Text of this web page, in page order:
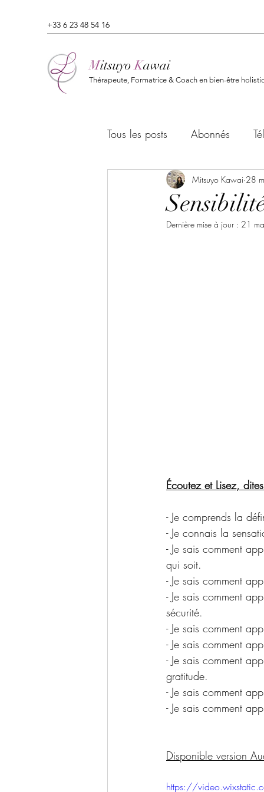
+33 6 23 48 54 16
MitsuyoKawai
Thérapeute, Formatrice & Coach en bien-être
Tous les posts Abonnés
Mitsuyo Kawai 28
Dernière mise à jour : 21
Écoutez et Lisez,
- Je comprends la
- Je connais la
- Je sais comment
qui soit.
- Je sais comment
- Je sais comment
sécurité.
- Je sais comment
- Je sais comment
- Je sais comment
gratitude.
- Je sais comment
- Je sais comment
Disponible version
https://